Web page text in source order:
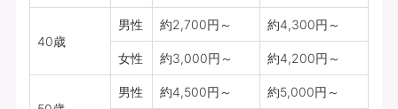
40歳
男性 約2,700円～ 約4,300円～
女性 約3,000円～ 約4,200円～
男性 約4,500円～ 約5,000円～